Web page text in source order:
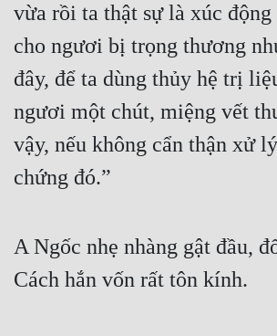
vừa rồi ta thật sự là xúc
cho ngươi bị trọng thương
đây, để ta dùng thủy hệ trị
ngươi một chút, miệng vết
vậy, nếu không cẩn thận xử
chứng đó.”
A Ngốc nhẹ nhàng gật đầu,
Cách hắn vốn rất tôn kính.